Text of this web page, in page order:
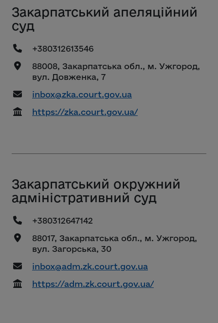
Закарпатський апеляційний
суд
+380312613546
88008, Закарпатська обл., м. Ужгород,
вул. Довженка, 7
inbox@zka.court.gov.ua
https://zka.court.gov.ua/
Закарпатський окружний
адміністративний суд
+380312647142
88017, Закарпатська обл., м. Ужгород,
вул. Загорська, 30
inbox@adm.zk.court.gov.ua
https://adm.zk.court.gov.ua/